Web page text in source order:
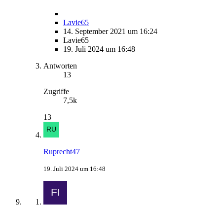
Lavie65
14. September 2021 um 16:24
Lavie65
19. Juli 2024 um 16:48
Antworten
13
Zugriffe
7,5k
13
Ruprecht47
19. Juli 2024 um 16:48